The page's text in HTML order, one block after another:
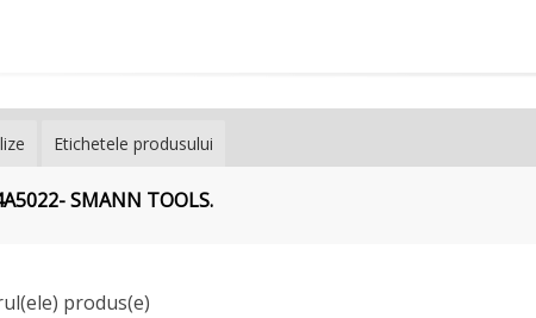
Etichetele produsului
SMANN TOOLS.
produs(e)